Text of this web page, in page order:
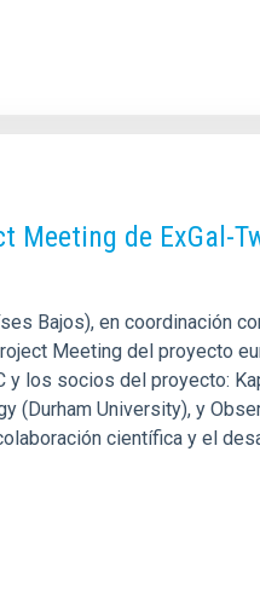
de ExGal-
Bajos), en coordinación
Meeting del proyecto
los socios del proyecto:
(Durham University), y
científica y el